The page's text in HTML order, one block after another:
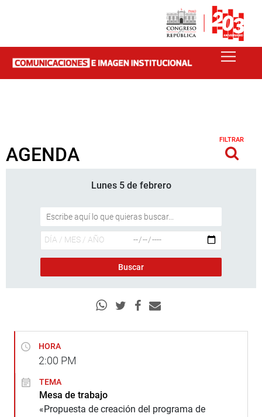
AGENDA
FILTRAR
Lunes 5 de febrero
HORA
2:00 PM
TEMA
Mesa de trabajo
«Propuesta de creación del programa de